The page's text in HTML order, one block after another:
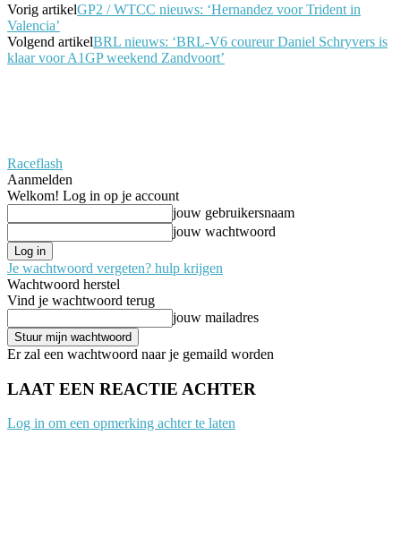
Vorig artikelGP2 / WTCC nieuws: ‘Hernandez voor Trident in
Valencia’
Volgend artikelBRL nieuws: ‘BRL-V6 coureur Daniel Schryvers is
klaar voor A1GP weekend Zandvoort’
Raceflash
Aanmelden
Welkom! Log in op je account
jouw gebruikersnaam
jouw wachtwoord
Je wachtwoord vergeten? hulp krijgen
Wachtwoord herstel
Vind je wachtwoord terug
jouw mailadres
Er zal een wachtwoord naar je gemaild worden
LAAT EEN REACTIE ACHTER
Log in om een opmerking achter te laten